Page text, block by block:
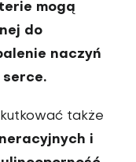
mogą
do
naczyń
serce.
także
i